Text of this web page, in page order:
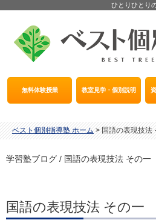
ひとりひとり
無料体験授業 教室見学・個別説明
ベスト個別指導塾 ホーム > 国語の表現技法
学習塾ブログ / 国語の表現技法 その一
国語の表現技法 その一